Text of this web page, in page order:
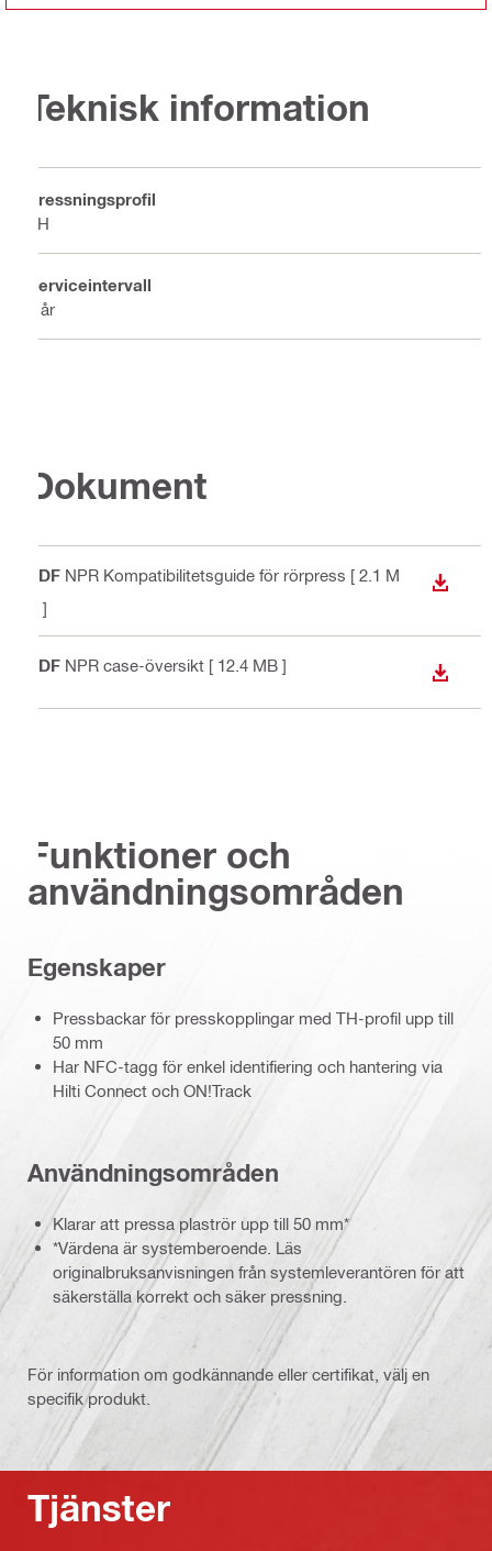
Teknisk information
Pressningsprofil
TH
Serviceintervall
1 år
Dokument
PDF NPR Kompatibilitetsguide för rörpress [ 2.1 M
B ]
LADDA
PDF NPR case-översikt [ 12.4 MB ]
LADDA
Funktioner och
användningsområden
Egenskaper
Pressbackar för presskopplingar med TH-profil upp till
50 mm
Har NFC-tagg för enkel identifiering och hantering via
Hilti Connect och ON!Track
Användningsområden
Klarar att pressa plaströr upp till 50 mm*
*Värdena är systemberoende. Läs
originalbruksanvisningen från systemleverantören för att
säkerställa korrekt och säker pressning.
För information om godkännande eller certifikat, välj en
specifik produkt.
Tjänster